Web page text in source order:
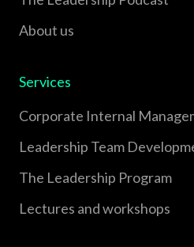
About us
Services
Corporate Internal
Leadership Team
The Leadership Program
Lectures and workshops